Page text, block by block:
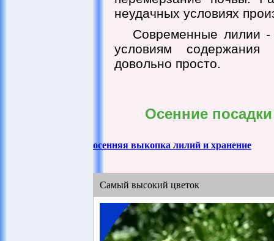
неудачных условиях
Современные лилии -
условиям содержания
довольно просто.
Осенние
осенняя выкопка лилий и хранение
Самый высокий цветок